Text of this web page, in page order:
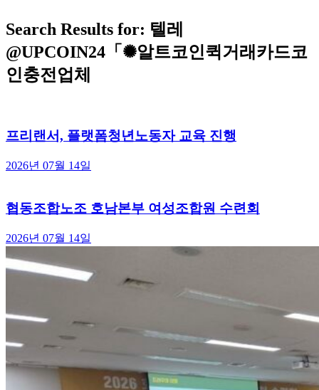
Search Results for: 텔레
@UPCOIN24「✺알트코인퀵거래카드코
인충전업체
프리랜서, 플랫폼청년노동자 교육 진행
2026년 07월 14일
협동조합노조 호남본부 여성조합원 수련회
2026년 07월 14일